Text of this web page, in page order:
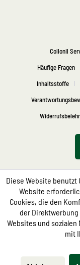
Collonil
Häufige Fragen
Inhaltsstoffe
Diese Website
Website
Cookies, die den
der
Websites und
mit